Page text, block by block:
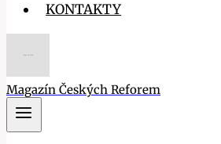
KONTAKTY
Magazín Českých Reforem